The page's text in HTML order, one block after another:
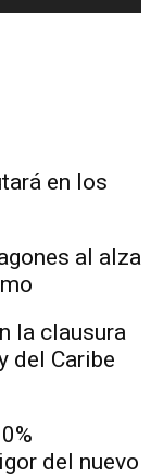
en los
al alza
la clausura
del Caribe
del nuevo